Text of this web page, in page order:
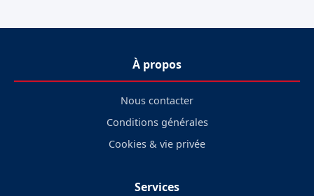
À propos
Nous contacter
Conditions générales
Cookies & vie privée
Services